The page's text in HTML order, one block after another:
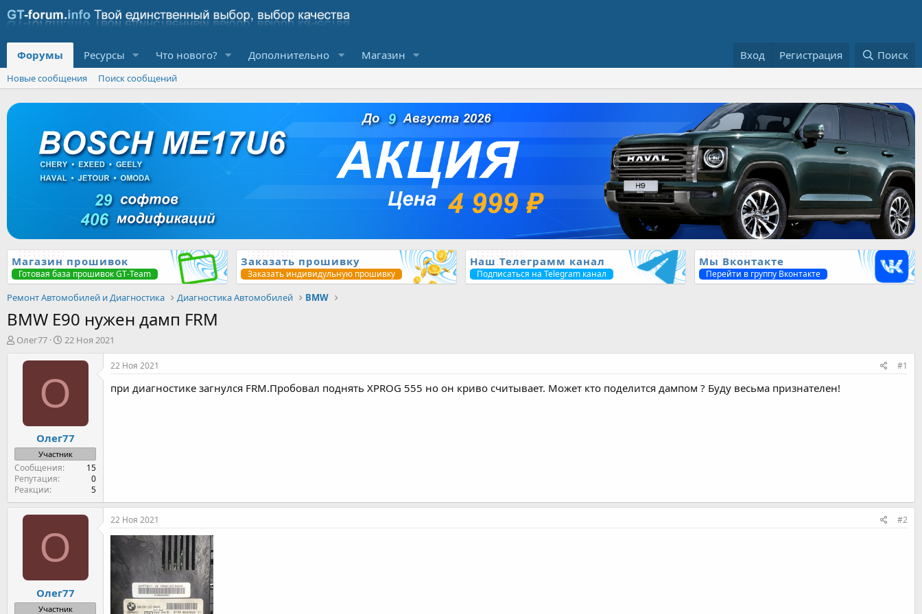
Форумы Ресурсы Что нового? Дополнительно Магазин Вход Регистрация Поиск
Новые сообщения Поиск сообщений
Магазин прошивок
Готовая база прошивок GT-Team
Заказать прошивку
Заказать индивидульную прошивку
Наш Телеграмм канал
Подписаться на Telegram канал
Мы Вконтакте
Перейти в группу Вконтакте
Ремонт Автомобилей и Диагностика Диагностика Автомобилей BMW
BMW E90 нужен дамп FRM
А
Олег77
Д
т
н
а
а
л
а
22 Ноя 2021
О
Олег77
Участник
Сообщения
15
Репутация
0
Реакции
5
22 Ноя 2021 #1
при диагностике загнулся FRM.Пробовал поднять XPROG 555 но он криво считывает. Может кто поделится дампом ? Буду весьма признателен!
О
Олег77
Участник
22 Ноя 2021 #2